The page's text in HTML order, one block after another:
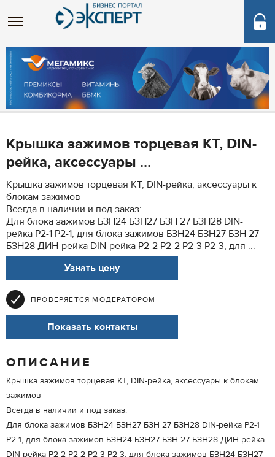
Крышка зажимов торцевая КТ, DIN-
рейка, аксессуары ...
Крышка зажимов торцевая КТ, DIN-рейка, аксессуары к
блокам зажимов
Всегда в наличии и под заказ:
Для блока зажимов БЗН24 БЗН27 БЗН 27 БЗН28 DIN-
рейка Р2-1 P2-1, для блока зажимов БЗН24 БЗН27 БЗН 27
БЗН28 ДИН-рейка DIN-рейка Р2-2 P2-2 Р2-3 P2-3, для ...
Узнать цену
ПРОВЕРЯЕТСЯ МОДЕРАТОРОМ
Показать контакты
ОПИСАНИЕ
Крышка зажимов торцевая КТ, DIN-рейка, аксессуары к блокам
зажимов
Всегда в наличии и под заказ:
Для блока зажимов БЗН24 БЗН27 БЗН 27 БЗН28 DIN-рейка Р2-1
P2-1, для блока зажимов БЗН24 БЗН27 БЗН 27 БЗН28 ДИН-рейка
DIN-рейка Р2-2 P2-2 Р2-3 P2-3, для блока зажимов БЗН24 БЗН27